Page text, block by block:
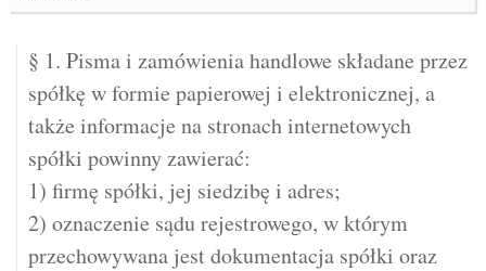
§ 1. Pisma i zamówienia handlowe składane przez
spółkę w formie papierowej i elektronicznej, a
także informacje na stronach internetowych
spółki powinny zawierać:
1) firmę spółki, jej siedzibę i adres;
2) oznaczenie sądu rejestrowego, w którym
przechowywana jest dokumentacja spółki oraz